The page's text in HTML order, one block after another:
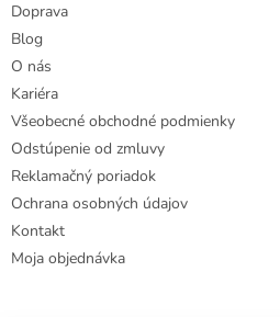
Doprava
Blog
O nás
Kariéra
Všeobecné obchodné podmienky
Odstúpenie od zmluvy
Reklamačný poriadok
Ochrana osobných údajov
Kontakt
Moja objednávka